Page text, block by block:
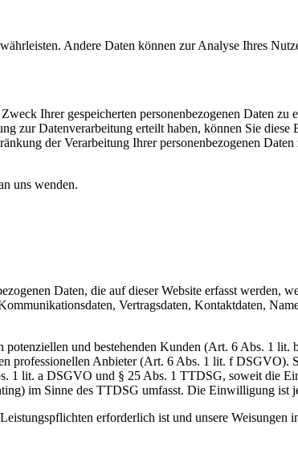
Andere Daten können zur Analyse Ihres
Ihrer gespeicherten personenbezogenen Daten zu
zur Datenverarbeitung erteilt haben, können Sie
der Verarbeitung Ihrer personenbezogenen
uns wenden.
Daten, die auf dieser Website erfasst werden,
Vertragsdaten, Kontaktdaten,
und bestehenden Kunden (Art. 6 Abs. 1
professionellen Anbieter (Art. 6 Abs. 1 lit. f DSGVO).
1 lit. a DSGVO und § 25 Abs. 1 TTDSG, soweit die
im Sinne des TTDSG umfasst. Die Einwilligung ist
erforderlich ist und unsere Weisungen